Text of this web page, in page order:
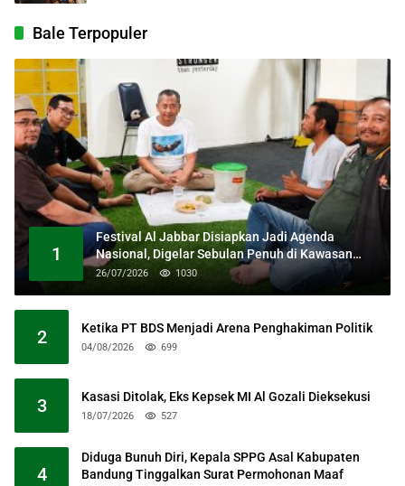
Bale Terpopuler
1
Festival Al Jabbar Disiapkan Jadi Agenda
Nasional, Digelar Sebulan Penuh di Kawasan
Masjid Raya Al Jabbar
26/07/2026 1030
2 Ketika PT BDS Menjadi Arena Penghakiman Politik
04/08/2026 699
3 Kasasi Ditolak, Eks Kepsek MI Al Gozali Dieksekusi
18/07/2026 527
4
Diduga Bunuh Diri, Kepala SPPG Asal Kabupaten
Bandung Tinggalkan Surat Permohonan Maaf